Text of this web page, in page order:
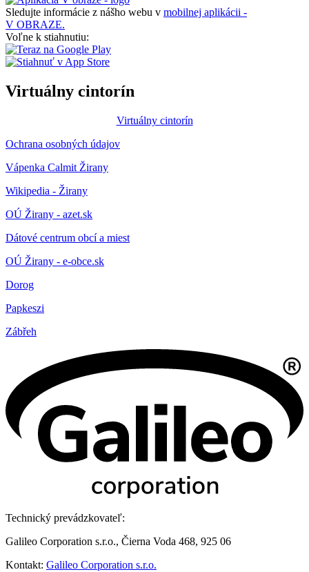
Sledujte informácie z nášho webu v mobilnej aplikácii -
V OBRAZE.
Voľne k stiahnutiu:
Virtuálny cintorín
Virtuálny cintorín
Ochrana osobných údajov
Vápenka Calmit Žirany
Wikipedia - Žirany
OÚ Žirany - azet.sk
Dátové centrum obcí a miest
OÚ Žirany - e-obce.sk
Dorog
Papkeszi
Zábřeh
Technický prevádzkovateľ:
Galileo Corporation s.r.o., Čierna Voda 468, 925 06
Kontakt: Galileo Corporation s.r.o.